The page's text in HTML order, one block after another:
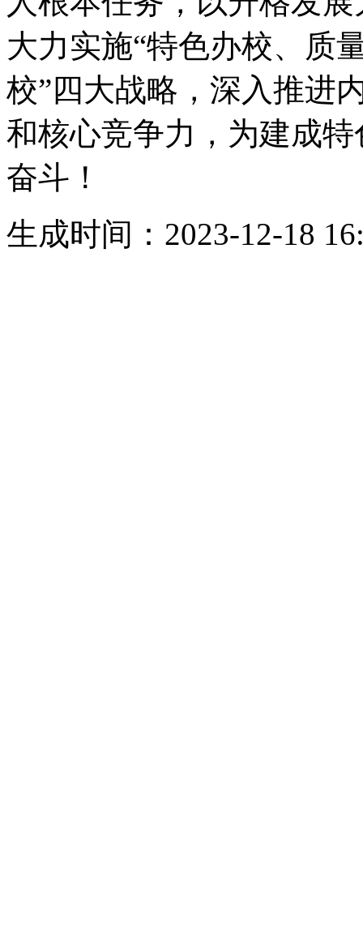
大力实施“特色办校、质
校”四大战略，深入推进
和核心竞争力，为建成
奋斗！
生成时间：2023-12-18